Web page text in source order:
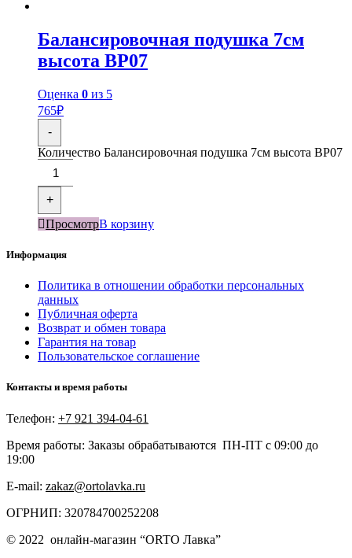
Балансировочная подушка 7см
высота BP07
Оценка 0 из 5
765₽
-
Количество Балансировочная подушка 7см высота BP07
+
ПросмотрВ корзину
Информация
Политика в отношении обработки персональных
данных
Публичная оферта
Возврат и обмен товара
Гарантия на товар
Пользовательское соглашение
Контакты и время работы
Телефон: +7 921 394-04-61
Время работы: Заказы обрабатываются ПН-ПТ с 09:00 до
19:00
E-mail: zakaz@ortolavka.ru
ОГРНИП: 320784700252208
© 2022 онлайн-магазин “ORTO Лавка”